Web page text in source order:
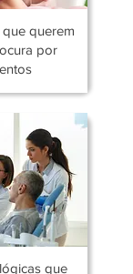
que querem
por
que